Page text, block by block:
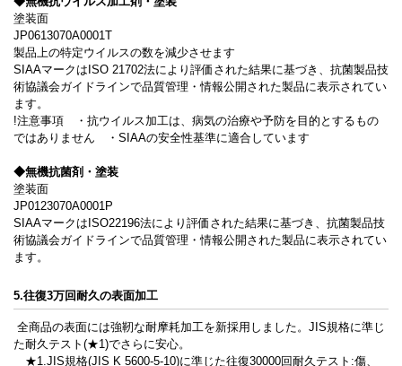
塗装面
JP0613070A0001T
製品上の特定ウイルスの数を減少させます
SIAAマークはISO 21702法により評価された結果に基づき、抗菌製品技
術協議会ガイドラインで品質管理・情報公開された製品に表示されてい
ます。
!注意事項 ・抗ウイルス加工は、病気の治療や予防を目的とするもの
ではありません ・SIAAの安全性基準に適合しています
◆無機抗菌剤・塗装
塗装面
JP0123070A0001P
SIAAマークはISO22196法により評価された結果に基づき、抗菌製品技
術協議会ガイドラインで品質管理・情報公開された製品に表示されてい
ます。
5.往復3万回耐久の表面加工
全商品の表面には強靭な耐摩耗加工を新採用しました。JIS規格に準じ
た耐久テスト(★1)でさらに安心。
★1.JIS規格(JIS K 5600-5-10)に準じた往復30000回耐久テスト:傷、